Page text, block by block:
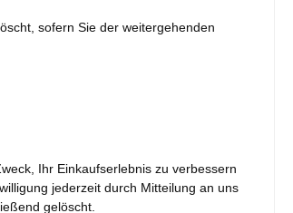
sofern Sie der weitergehenden
Ihr Einkaufserlebnis zu verbessern
jederzeit durch Mitteilung an uns
gelöscht.